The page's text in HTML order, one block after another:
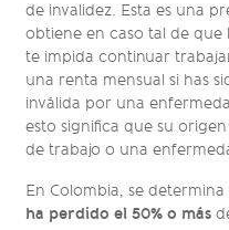
de invalidez. Esta es una
obtiene en caso tal de
te impida continuar
una renta mensual si has
inválida por una
esto significa que su
de trabajo o una
En Colombia, se
ha perdido el 50% o más